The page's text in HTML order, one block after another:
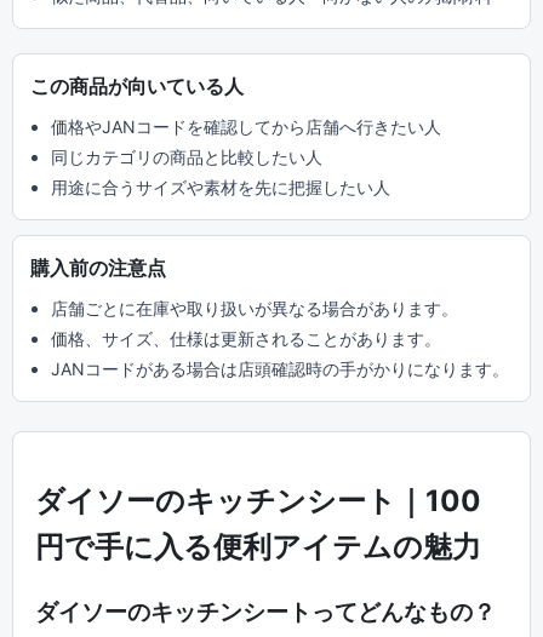
この商品が向いている人
価格やJANコードを確認してから店舗へ行きたい人
同じカテゴリの商品と比較したい人
用途に合うサイズや素材を先に把握したい人
購入前の注意点
店舗ごとに在庫や取り扱いが異なる場合があります。
価格、サイズ、仕様は更新されることがあります。
JANコードがある場合は店頭確認時の手がかりになります。
ダイソーのキッチンシート｜100
円で手に入る便利アイテムの魅力
ダイソーのキッチンシートってどんなもの？